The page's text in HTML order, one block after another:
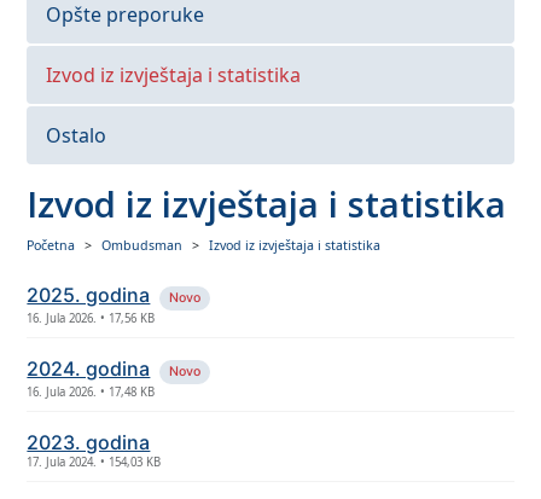
Opšte preporuke
Izvod iz izvještaja i statistika
Ostalo
Izvod iz izvještaja i statistika
Početna Ombudsman Izvod iz izvještaja i statistika
2025. godina
Novo
16. Jula 2026. • 17,56 KB
2024. godina
Novo
16. Jula 2026. • 17,48 KB
2023. godina
17. Jula 2024. • 154,03 KB